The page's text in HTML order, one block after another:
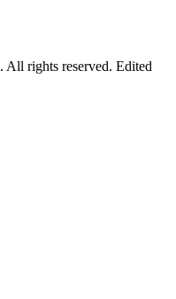
rights reserved. Edited